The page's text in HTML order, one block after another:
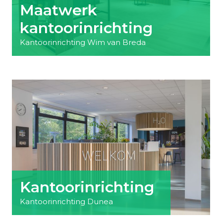
Maatwerk
kantoorinrichting
Kantoorinrichting Wim van Breda
Kantoorinrichting
Kantoorinrichting Dunea